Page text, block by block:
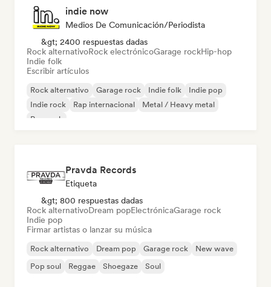
indie now
Medios De Comunicación/Periodista
&gt; 2400 respuestas dadas
Rock alternativoRock electrónicoGarage rockHip-hop
Indie folk
Escribir artículos
Rock alternativo Garage rock Indie folk
Indie pop
Indie rock
Rap internacional
Metal / Heavy metal
Pop rock
Pravda Records
Etiqueta
&gt; 800 respuestas dadas
Rock alternativoDream popElectrónicaGarage rock
Indie pop
Firmar artistas o lanzar su música
Rock alternativo Dream pop Garage rock
New wave
Pop soul
Reggae Shoegaze Soul